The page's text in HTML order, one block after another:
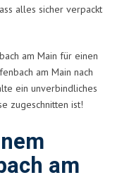
alles sicher verpackt
am Main für einen
am Main nach
ein unverbindliches
zugeschnitten ist!
am